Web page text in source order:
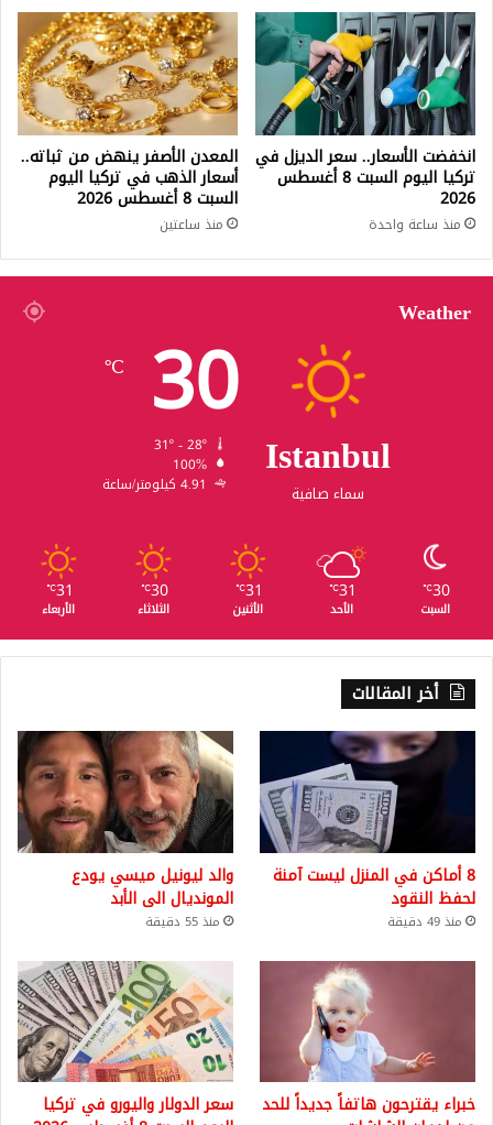
انخفضت الأسعار.. سعر الديزل في
تركيا اليوم السبت 8 أغسطس
2026
منذ ساعة واحدة
المعدن الأصفر ينهض من ثباته..
أسعار الذهب في تركيا اليوم
السبت 8 أغسطس 2026
منذ ساعتين
Weather
Istanbul
سماء صافية
30
℃
100%
4.91 كيلومتر/ساعة
30
℃
السبت
31
℃
الأحد
31
℃
الأثنين
30
℃
الثلاثاء
31
℃
الأربعاء
أخر المقالات
8 أماكن في المنزل ليست آمنة
لحفظ النقود
منذ 49 دقيقة
والد ليونيل ميسي يودع
المونديال الى الأبد
منذ 55 دقيقة
خبراء يقترحون هاتفاً جديداً للحد سعر الدولار واليورو في تركيا